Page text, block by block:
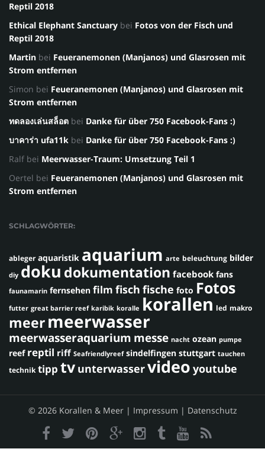
Reptil 2018
Ethical Elephant Sanctuary bei Fotos von der Fisch und
Reptil 2018
Martin bei Feueranemonen (Manjanos) und Glasrosen mit
Strom entfernen
Simon bei Feueranemonen (Manjanos) und Glasrosen mit
Strom entfernen
ทดลองเล่นสล็อต bei Danke für über 750 Facebook-Fans :)
บาคาร่า ufa11k bei Danke für über 750 Facebook-Fans :)
Ralf bei Meerwasser-Traum: Umsetzung Teil 1
Oertel bei Feueranemonen (Manjanos) und Glasrosen mit
Strom entfernen
SCHLAGWÖRTER:
ableger aquaristik aquarium arte beleuchtung bilder
diy doku dokumentation facebook fans
faunamarin fernsehen film fisch fische foto Fotos
futter great barrier reef karibik koralle korallen led makro
meermeerwasser
meerwasseraquarium messe nacht ozean pumpe
reef reptil riff Seafriendlyreef sindelfingen stuttgart tauchen
technik tipp tv unterwasservideo youtube
© 2026 Korallen & Meer | Impressum | Datenschutz